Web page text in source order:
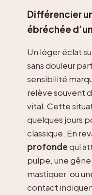
Différencier
ébréchée
Un léger éclat
sans douleur
sensibilité
relève souvent
vital. Cette
quelques jours
classique. En
profondequi
pulpe, une
mastiquer, ou
contact